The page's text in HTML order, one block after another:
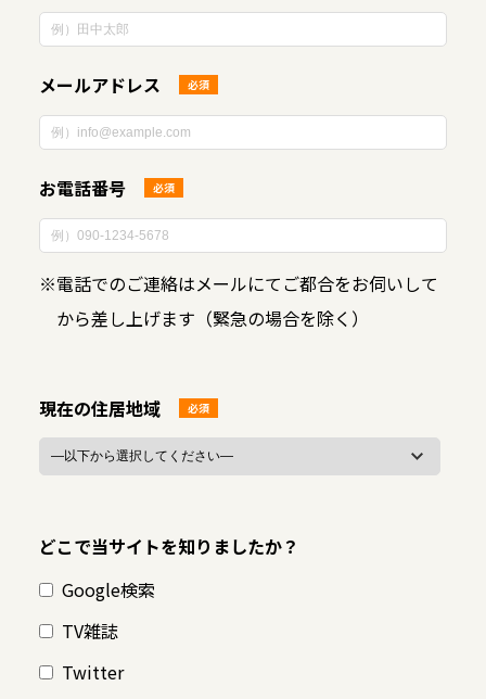
メールアドレス 必須
お電話番号 必須
※電話でのご連絡はメールにてご都合をお伺いして
から差し上げます（緊急の場合を除く）
現在の住居地域 必須
どこで当サイトを知りましたか？
Google検索
TV雑誌
Twitter